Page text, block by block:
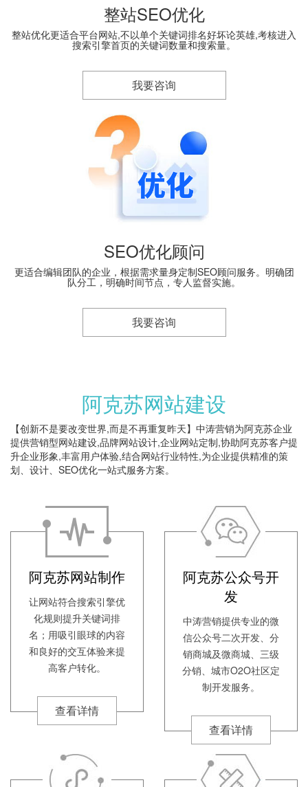
整站SEO优化
整站优化更适合平台网站,不以单个关键词排名好坏论英雄,考核进入
搜索引擎首页的关键词数量和搜索量。
我要咨询
SEO优化顾问
更适合编辑团队的企业，根据需求量身定制SEO顾问服务。明确团
队分工，明确时间节点，专人监督实施。
我要咨询
阿克苏网站建设
【创新不是要改变世界,而是不再重复昨天】中涛营销为阿克苏企业
提供营销型网站建设,品牌网站设计,企业网站定制,协助阿克苏客户提
升企业形象,丰富用户体验,结合网站行业特性,为企业提供精准的策
划、设计、SEO优化一站式服务方案。
阿克苏网站制作
让网站符合搜索引擎优
化规则提升关键词排
名；用吸引眼球的内容
和良好的交互体验来提
高客户转化。
查看详情
阿克苏公众号开
发
中涛营销提供专业的微
信公众号二次开发、分
销商城及微商城、三级
分销、城市O2O社区定
制开发服务。
查看详情